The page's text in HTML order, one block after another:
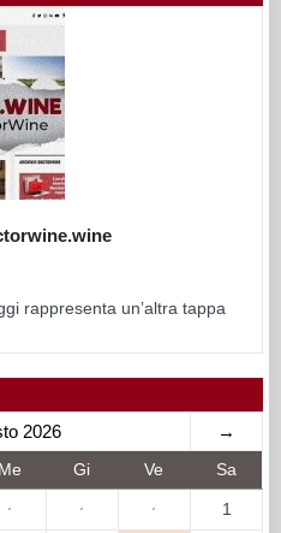
rappresenta un’altra tappa
2026 →
Me Gi Ve Sa
· · · 1